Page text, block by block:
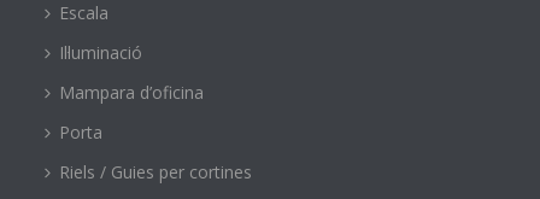
Escala
Il·luminació
Mampara d’oficina
Porta
Riels / Guies per cortines